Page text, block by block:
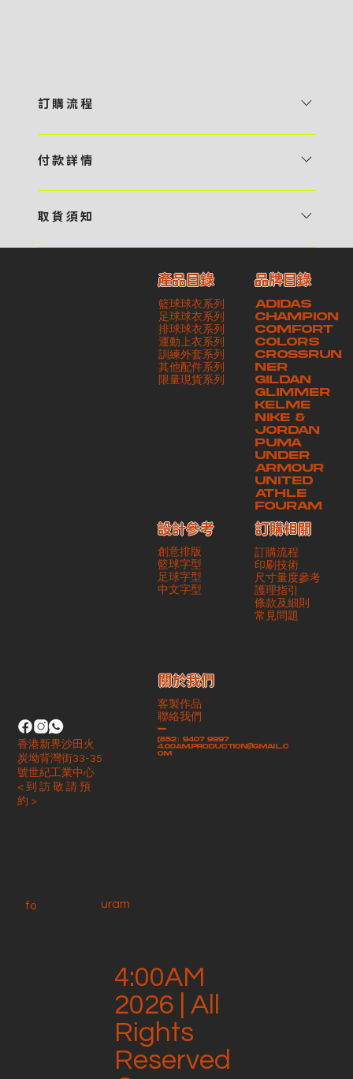
訂 購 流 程
預 約 〉，參看官網上的商品目錄和作品照片去選擇心儀的款式，同時可
報價 貴客可透過電郵方式或 WhatsApp 平台提交定製資料，4AM 團
相關價目，貴客最終確認後將獲取正式完整單據，請安排繳付貨款訂金以
啟動貨品製作 4 / 商品印製 訂金核實後，4AM 團隊將隨即開始製作 5
/ 貨品提取 商品製作完成後，4AM 團隊將聯絡貴客安排貨款餘額及提取
貨品。貴客可選擇最適合的付款方式以及取貨安排
付 款 詳 情
・ Payme ・ 現金機入數 ・ 銀行櫃檯入數 ・ ATM自動櫃員機轉帳 ・
交易單據。如貴客欲更改電郵地址，請與 4AM 團隊聯絡 - 貴客的付款
記錄可透過電郵 或 WhatsApp平台（ 請註明訂單編號 ）交予4AM 團
隊核實有關款項 - 任何轉帳或換匯交易手續費等額外費用，一概不歸屬
本公司之責任 - 貴客請於收獲本公司正式訂購單據後 3 個工作天內安排
付款。如未能按期繳付所需款項，貴客須緻交因逾期所衍生之額外行政費
取 貨 須 知
請與4AM團隊職員聯絡預約取貨時間｜​ ・ GoGoVan ｜即日完成配送
服務｜運費由貴客現金支付司機｜ ・ 順豐速運 ｜貨件運送需要多於2－
3個工作天｜到付｜​ - 貴客請於貨品可取日起之 10 個工作天內安排提取
貨品，如逾期未取，本公司將不予保存相關貨品。有關貨款訂金將不予歸
還，貴客仍須負責貨款餘額 - 貴客請於收貨時小心核對貨品數量及檢查
貨品品質 - 基於 S.F. Express / GoGoVan 等託運商為第三方服務，
本公司將保證貨品安全到達第三方手中。如第三方在運送過程中引致任何
有關貨品之遺失、損毀、誤投或運送延誤，本公司一律不負責
4:00AM
2026 | All
Rights
Reserved
產品目錄
籃球球衣系列
足球球衣系列
排球球衣系列
運動上衣系列
訓練外套系列
其他配件系列
​限量現貨系列
ADIDAS
CHAMPION
COMFORT
COLORS
CROSSRUN
NER
GILDAN
GLIMMER
KELME
NIKE &
JORDAN
PUMA
UNDER
ARMOUR
UNITED
ATHLE
FOURAM
品牌目錄
創意排版
籃球字型
足球字型
​中文字型
設計參考
訂購流程
印刷技術
尺寸量度參考
護理指引
條款及細則
​常見問題
訂購相關
客製作品
聯絡我們
-
(852）9407 9997
4.00am.production@gmail.c
om
​關於我們
香港新界沙田火
炭坳背灣街33-35
號世紀工業中心
< 到 訪 敬 請 預
約 >
fo uram